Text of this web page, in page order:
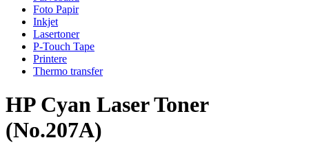
Foto Papir
Inkjet
Lasertoner
P-Touch Tape
Printere
Thermo transfer
HP Cyan Laser Toner
(No.207A)